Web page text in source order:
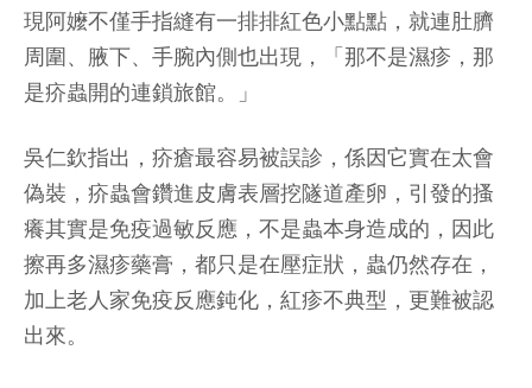
現阿嬤不僅手指縫有一排排紅色小點點，就連肚臍
周圍、腋下、手腕內側也出現，「那不是濕疹，那
是疥蟲開的連鎖旅館。」
吳仁欽指出，疥瘡最容易被誤診，係因它實在太會
偽裝，疥蟲會鑽進皮膚表層挖隧道產卵，引發的搔
癢其實是免疫過敏反應，不是蟲本身造成的，因此
擦再多濕疹藥膏，都只是在壓症狀，蟲仍然存在，
加上老人家免疫反應鈍化，紅疹不典型，更難被認
出來。